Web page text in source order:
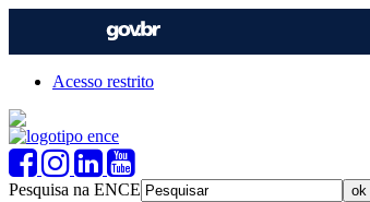
Acesso restrito
Pesquisa na ENCE